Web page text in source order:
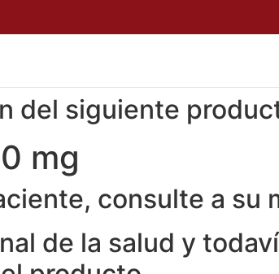
del siguiente
mg
consulte a su
de la salud y